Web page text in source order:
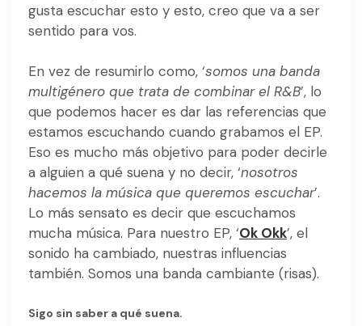
gusta escuchar esto y esto, creo que va a ser
sentido para vos.
En vez de resumirlo como, ‘somos una banda
multigénero que trata de combinar el R&B’, lo
que podemos hacer es dar las referencias que
estamos escuchando cuando grabamos el EP.
Eso es mucho más objetivo para poder decirle
a alguien a qué suena y no decir, ‘nosotros
hacemos la música que queremos escuchar’.
Lo más sensato es decir que escuchamos
mucha música. Para nuestro EP, ‘Ok Okk’, el
sonido ha cambiado, nuestras influencias
también. Somos una banda cambiante (risas).
Sigo sin saber a qué suena.